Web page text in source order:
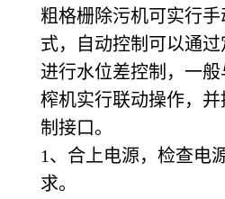
粗格栅除污机可实行
式，自动控制可以通
进行水位差控制，一
榨机实行联动操作，
制接口。
1、合上电源，检查电
求。